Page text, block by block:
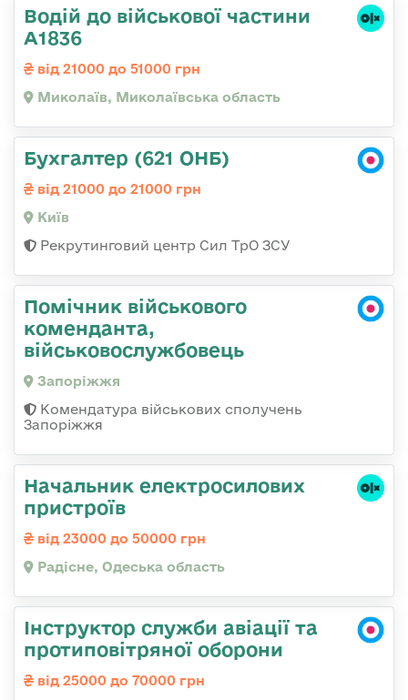
Водій до військової частини
А1836
від 21000 до 51000 грн
Миколаїв, Миколаївська область
Бухгалтер (621 ОНБ)
від 21000 до 21000 грн
Київ
Рекрутинговий центр Сил ТрО ЗСУ
Помічник військового
коменданта,
військовослужбовець
Запоріжжя
Комендатура військових сполучень
Запоріжжя
Начальник електросилових
пристроїв
від 23000 до 50000 грн
Радісне, Одеська область
Інструктор служби авіації та
протиповітряної оборони
від 25000 до 70000 грн